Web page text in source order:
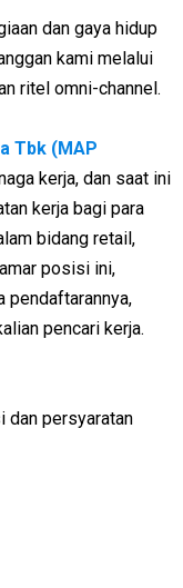
dan gaya hidup
kami melalui
ritel omni-channel.
Tbk (MAP
kerja, dan saat ini
kerja bagi para
bidang retail,
posisi ini,
pendaftarannya,
pencari kerja.
dan persyaratan